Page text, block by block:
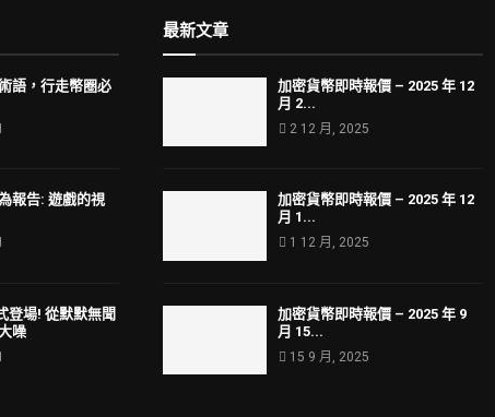
語，行走幣圈必
報告: 遊戲的視
登場! 從默默無聞
噪
最新文章
加密貨幣即時報價 – 2025 年 12
月 2...
2 12 月, 2025
加密貨幣即時報價 – 2025 年 12
月 1...
1 12 月, 2025
加密貨幣即時報價 – 2025 年 9
月 15...
15 9 月, 2025